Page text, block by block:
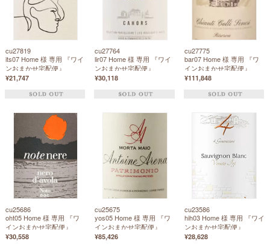
cu27819
its07 Home 様 専用 『ワイ
ンおまかせ宅配便』
¥21,747
cu27764
lir07 Home 様 専用 『ワイ
ンおまかせ宅配便』
¥30,118
cu27775
bar07 Home 様 専用 『ワ
インおまかせ宅配便』
¥111,848
cu25686
oht05 Home 様 専用 『ワ
インおまかせ宅配便』
¥30,558
cu25675
yos05 Home 様 専用 『ワ
インおまかせ宅配便』
¥85,426
cu23586
hih03 Home 様 専用 『ワイ
ンおまかせ宅配便』
¥28,628